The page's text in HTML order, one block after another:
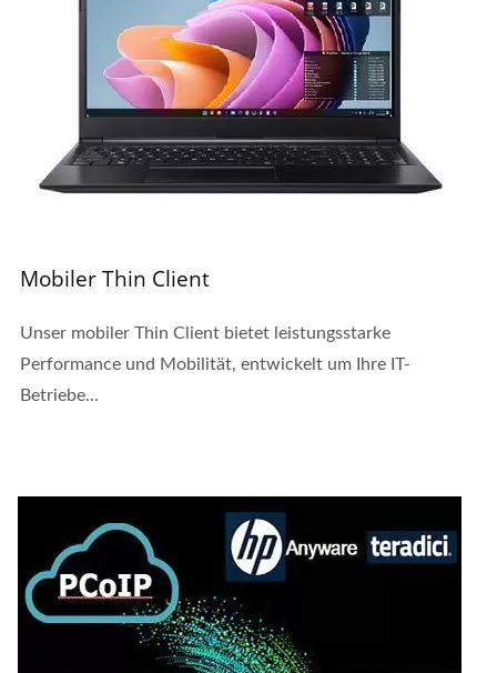
Mobiler Thin Client
Unser mobiler Thin Client bietet leistungsstarke
Performance und Mobilität, entwickelt um Ihre IT-
Betriebe...